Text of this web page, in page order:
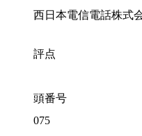
西日本電信電話株式
評点
頭番号
075